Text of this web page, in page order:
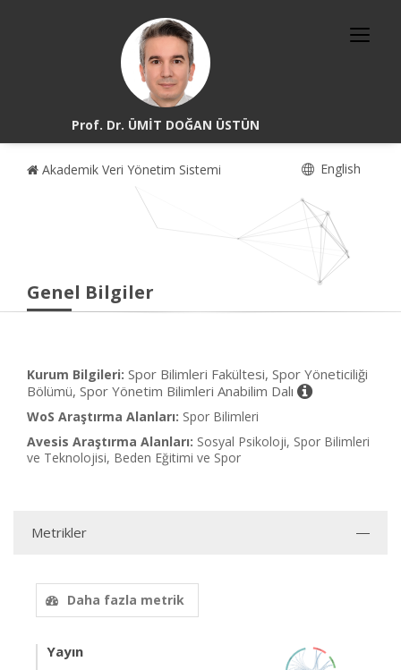
Prof. Dr. ÜMİT DOĞAN ÜSTÜN
Akademik Veri Yönetim Sistemi English
Genel Bilgiler
Kurum Bilgileri: Spor Bilimleri Fakültesi, Spor Yöneticiliği
Bölümü, Spor Yönetim Bilimleri Anabilim Dalı
WoS Araştırma Alanları: Spor Bilimleri
Avesis Araştırma Alanları: Sosyal Psikoloji, Spor Bilimleri
ve Teknolojisi, Beden Eğitimi ve Spor
Metrikler
Daha fazla metrik
Yayın